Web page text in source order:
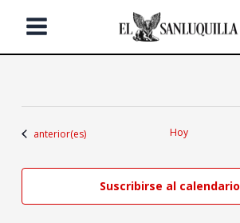
Eventos
anterior(es) Hoy
Suscribirse al calendario